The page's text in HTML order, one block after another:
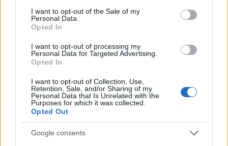
consent section.
I want to opt-out of the Sale of my
Personal Data.
Opted In
I want to opt-out of processing my
Personal Data for Targeted Advertising.
Opted In
I want to opt-out of Collection, Use,
Retention, Sale, and/or Sharing of my
Personal Data that Is Unrelated with the
Purposes for which it was collected.
Opted Out
Google consents
Ezt Rád!
Írták: Dragomán György, Háy János,
Tasnádi István és Vinnai András